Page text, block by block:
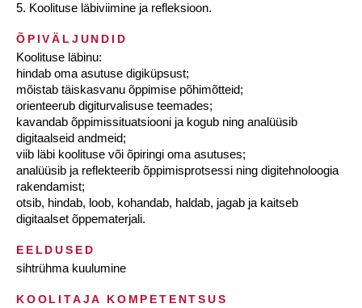
5. Koolituse läbiviimine ja refleksioon.
ÕPIVÄLJUNDID
Koolituse läbinu:
hindab oma asutuse digiküpsust;
mõistab täiskasvanu õppimise põhimõtteid;
orienteerub digiturvalisuse teemades;
kavandab õppimissituatsiooni ja kogub ning analüüsib
digitaalseid andmeid;
viib läbi koolituse või õpiringi oma asutuses;
analüüsib ja reflekteerib õppimisprotsessi ning digitehnoloogia
rakendamist;
otsib, hindab, loob, kohandab, haldab, jagab ja kaitseb
digitaalset õppematerjali.
EELDUSED
sihtrühma kuulumine
KOOLITAJA KOMPETENTSUS